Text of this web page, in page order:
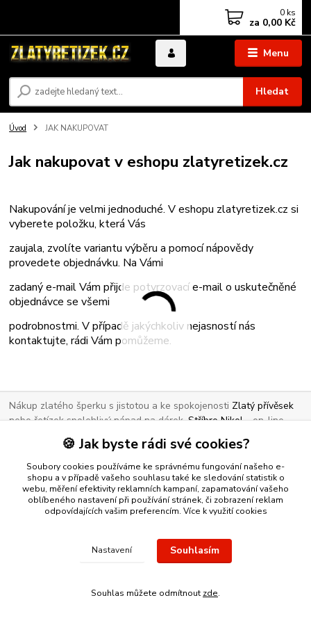
Menu
Hledat
0 ks
za 0,00 Kč
Úvod JAK NAKUPOVAT
Jak nakupovat v eshopu zlatyretizek.cz
Nakupování je velmi jednoduché. V eshopu zlatyretizek.cz si
vyberete položku, která Vás
zaujala, zvolíte variantu výběru a pomocí nápovědy
provedete objednávku. Na Vámi
zadaný e-mail Vám přijde potvrzovací e-mail o uskutečněné
objednávce se všemi
podrobnostmi. V případě jakýchkoliv nejasností nás
kontaktujte, rádi Vám pomůžeme.
Nákup zlatého šperku s jistotou a ke spokojenosti Zlatý přívěsek
nebo řetízek spolehlivý nápad na dárek.Stříbro Nikol- on-line
obchod se stříbrnými a zlatými šperky
Vytvořeno na Eshop-rychle.cz
🍪 Jak byste rádi své cookies?
Soubory cookies používáme ke správnému fungování našeho e-
shopu a v případě vašeho souhlasu také ke sledování statistik o
webu, měření efektivity reklamních kampaní, zapamatování vašeho
oblíbeného nastavení při používání stránek, či zobrazení reklam
odpovídajících vašim preferencím. Více k využití cookies
Nastavení Souhlasím
Souhlas můžete odmítnout zde.